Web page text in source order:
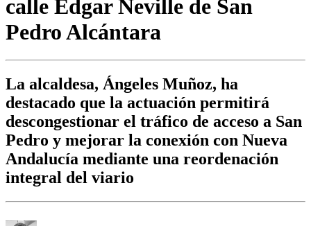
calle Edgar Neville de San
Pedro Alcántara
La alcaldesa, Ángeles Muñoz, ha
destacado que la actuación permitirá
descongestionar el tráfico de acceso a San
Pedro y mejorar la conexión con Nueva
Andalucía mediante una reordenación
integral del viario